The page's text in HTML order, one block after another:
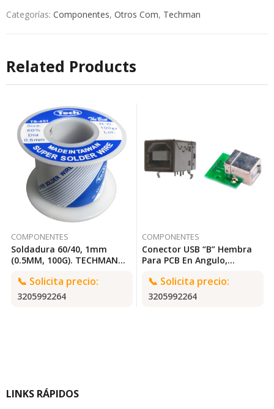
Categorías: Componentes, Otros Com, Techman
Related Products
COMPONENTES
Soldadura 60/40, 1mm
(0.5MM, 100G). TECHMAN
📞 Solicita precio:
3205992264
COMPONENTES
Conector USB “B” Hembra
Para PCB En Angulo,
706
📞 Solicita precio:
3205992264
LINKS RÁPIDOS